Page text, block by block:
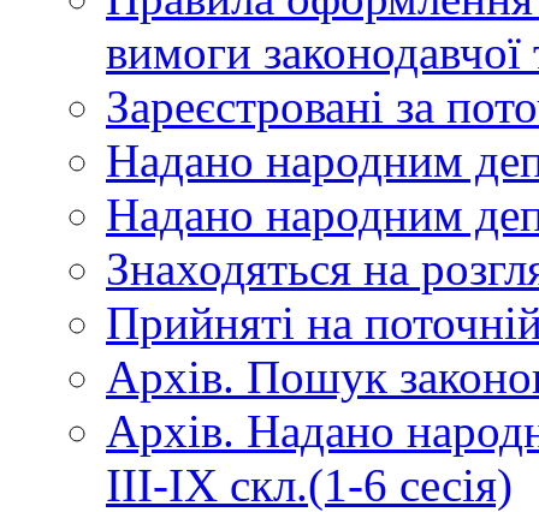
вимоги законодавчої
Зареєстровані за
Надано народним
Надано народним
Знаходяться на
Прийняті на поточній
Архів. Пошук
Архів. Надано
III-IX скл.(1-6 сесія)